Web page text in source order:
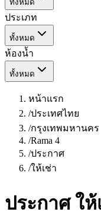
ทั้งหมด
ประเภท
ทั้งหมด
ห้องน้ำ
ทั้งหมด
หน้าแรก
/ประเทศไทย
/กรุงเทพมหานคร
/Rama 4
/ประกาศ
/ให้เช่า
ประกาศ ให้